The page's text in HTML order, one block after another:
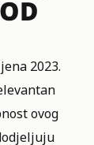
2023.
ovog